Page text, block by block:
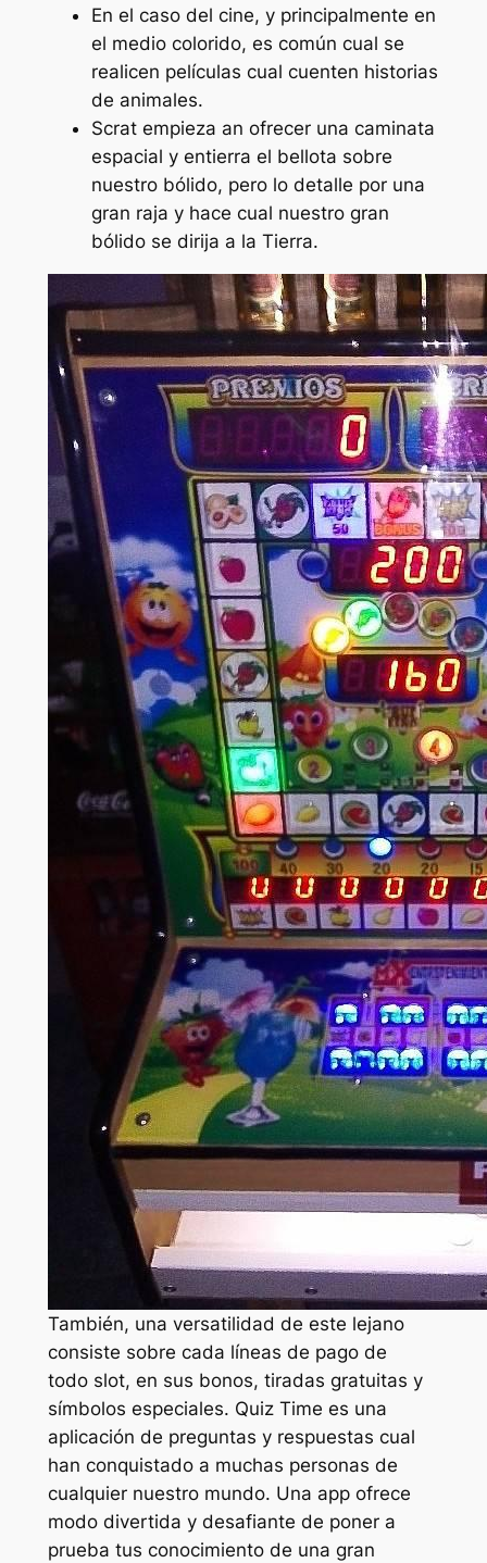
En el caso del cine, y principalmente en
el medio colorido, es común cual se
realicen películas cual cuenten historias
de animales.
Scrat empieza an ofrecer una caminata
espacial y entierra el bellota sobre
nuestro bólido, pero lo detalle por una
gran raja y hace cual nuestro gran
bólido se dirija a la Tierra.
También, una versatilidad de este lejano
consiste sobre cada líneas de pago de
todo slot, en sus bonos, tiradas gratuitas y
símbolos especiales. Quiz Time es una
aplicación de preguntas y respuestas cual
han conquistado a muchas personas de
cualquier nuestro mundo. Una app ofrece
modo divertida y desafiante de poner a
prueba tus conocimiento de una gran